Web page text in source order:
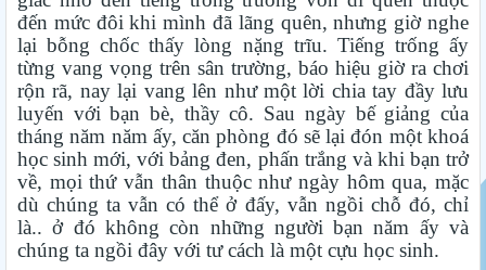
đến mức đôi khi mình đã lãng quên, nhưng giờ nghe
lại bỗng chốc thấy lòng nặng trĩu. Tiếng trống ấy
từng vang vọng trên sân trường, báo hiệu giờ ra chơi
rộn rã, nay lại vang lên như một lời chia tay đầy lưu
luyến với bạn bè, thầy cô. Sau ngày bế giảng của
tháng năm năm ấy, căn phòng đó sẽ lại đón một khoá
học sinh mới, với bảng đen, phấn trắng và khi bạn trở
về, mọi thứ vẫn thân thuộc như ngày hôm qua, mặc
dù chúng ta vẫn có thể ở đấy, vẫn ngồi chỗ đó, chỉ
là.. ở đó không còn những người bạn năm ấy và
chúng ta ngồi đây với tư cách là một cựu học sinh.